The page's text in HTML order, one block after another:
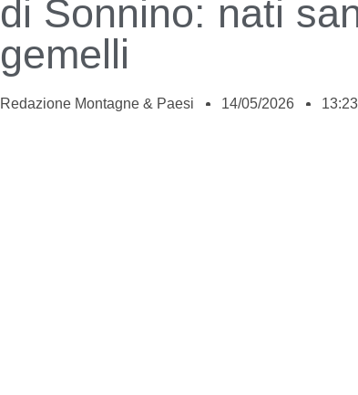
di Sonnino: nati
gemelli
Redazione Montagne & Paesi 14/05/2026 13:23